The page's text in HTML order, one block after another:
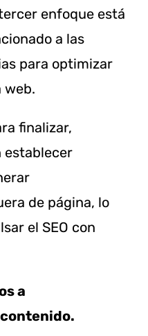
enfoque está
a las
para optimizar
web.
finalizar,
establecer
de página, lo
el SEO con
a